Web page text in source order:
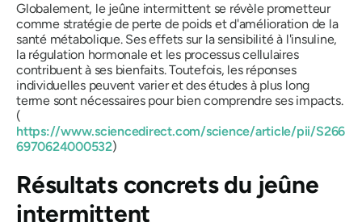
Globalement, le jeûne intermittent se révèle prometteur
comme stratégie de perte de poids et d'amélioration de la
santé métabolique. Ses effets sur la sensibilité à l'insuline,
la régulation hormonale et les processus cellulaires
contribuent à ses bienfaits. Toutefois, les réponses
individuelles peuvent varier et des études à plus long
terme sont nécessaires pour bien comprendre ses impacts.
(
https://www.sciencedirect.com/science/article/pii/S266
6970624000532)
Résultats concrets du jeûne
intermittent